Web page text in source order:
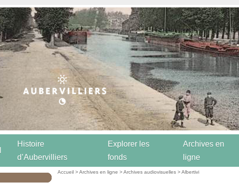
Histoire
d’Aubervilliers
Explorer les
fonds
Archives en
ligne
Accueil >Archives en ligne >Archives audiovisuelles >Albertivi